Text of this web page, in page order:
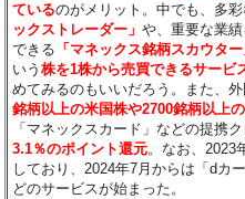
ているのがメリット。中でも、多
ックストレーダー」や、重要な業
できる 「マネックス銘柄スカウター
いう株を1株から売買できるサービ
めてみるのもいいだろう。また、
銘柄以上の米国株や2700銘柄以上
「マネックスカード」などの提携
3.1％のポイント還元。なお、2023
しており、2024年7月からは「dカ
どのサービスが始まった。